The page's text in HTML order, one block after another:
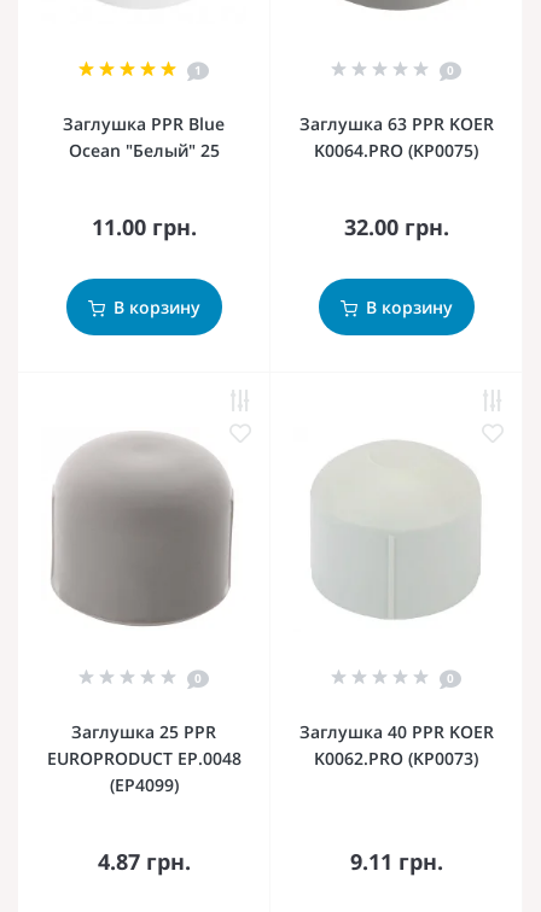
1
Заглушка PPR Blue
Ocean "Белый" 25
11.00 грн.
В корзину
0
Заглушка 63 PPR KOER
K0064.PRO (KP0075)
32.00 грн.
В корзину
0
Заглушка 25 PPR
EUROPRODUCT EP.0048
(EP4099)
4.87 грн.
0
Заглушка 40 PPR KOER
K0062.PRO (KP0073)
9.11 грн.